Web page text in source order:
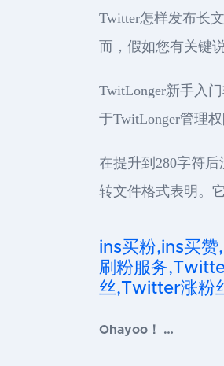
Twitter怎样发布长
而，假如您有关键
TwitLonger新手入
于TwitLonger管理
在提升到280字符
转文件格式表明。
ins买粉,ins买
刷粉服务
丝,Twitter涨粉
Ohayoo！ …